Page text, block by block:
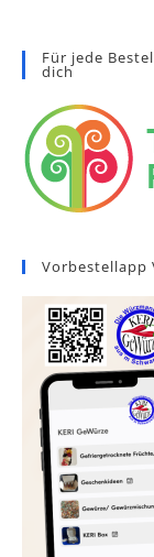
Für jede
dich
Vorbestellapp